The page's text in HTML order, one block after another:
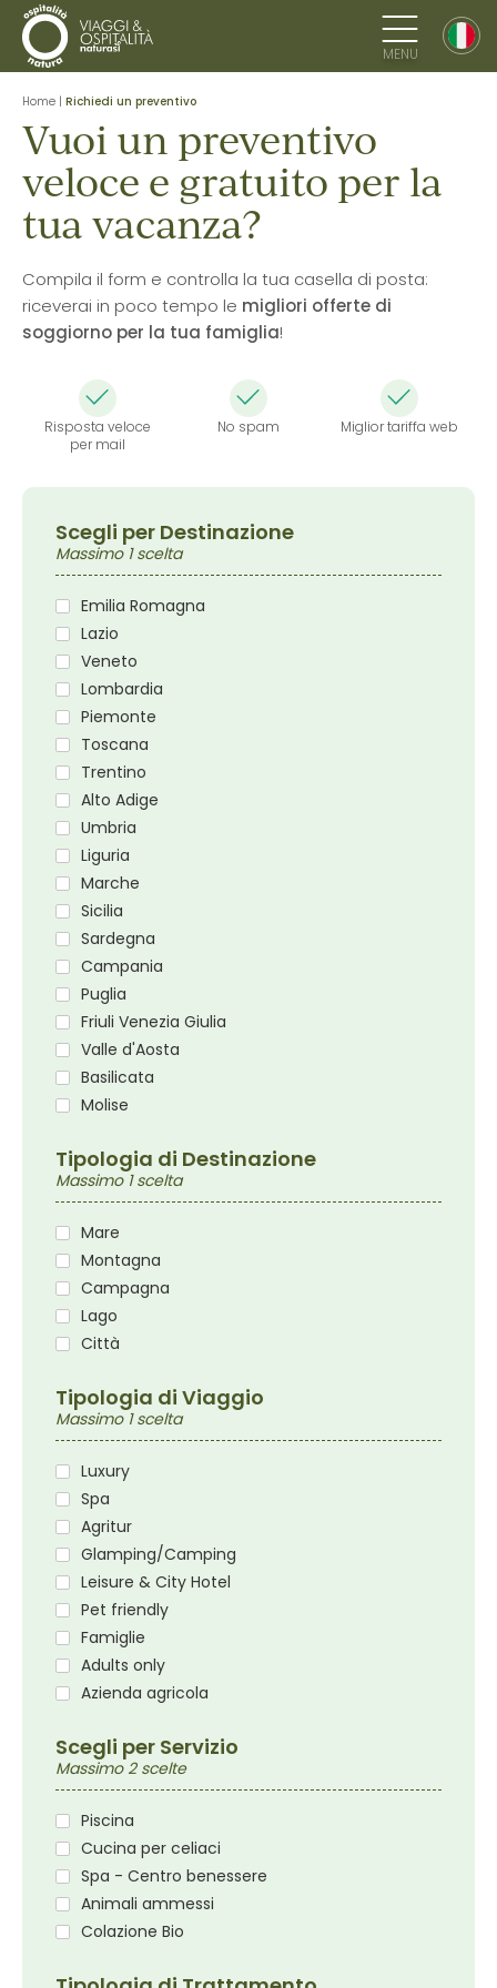
MENU
Home | Richiedi un preventivo
Vuoi un preventivo
veloce e gratuito per la
tua vacanza?
Compila il form e controlla la tua casella di posta:
riceverai in poco tempo le migliori offerte di
soggiorno per la tua famiglia!
Risposta veloce
per mail
No spam Miglior tariffa web
Scegli per Destinazione
Massimo 1 scelta
Emilia Romagna
Lazio
Veneto
Lombardia
Piemonte
Toscana
Trentino
Alto Adige
Umbria
Liguria
Marche
Sicilia
Sardegna
Campania
Puglia
Friuli Venezia Giulia
Valle d'Aosta
Basilicata
Molise
Tipologia di Destinazione
Massimo 1 scelta
Mare
Montagna
Campagna
Lago
Città
Tipologia di Viaggio
Massimo 1 scelta
Luxury
Spa
Agritur
Glamping/Camping
Leisure & City Hotel
Pet friendly
Famiglie
Adults only
Azienda agricola
Scegli per Servizio
Massimo 2 scelte
Piscina
Cucina per celiaci
Spa - Centro benessere
Animali ammessi
Colazione Bio